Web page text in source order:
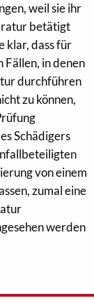
weil sie ihr
betätigt
klar, dass für
Fällen, in denen
durchführen
zu können,
Schädigers
von einem
zumal eine
werden